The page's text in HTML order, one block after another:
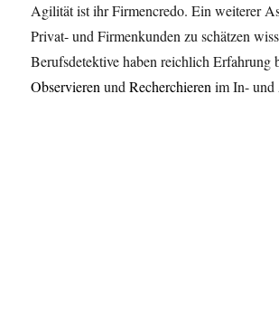
Agilität ist ihr Firmencredo. Ein weiterer
Privat- und Firmenkunden zu schätzen
Berufsdetektive haben reichlich Erfahrung
ObservierenundRecherchierenim In- und